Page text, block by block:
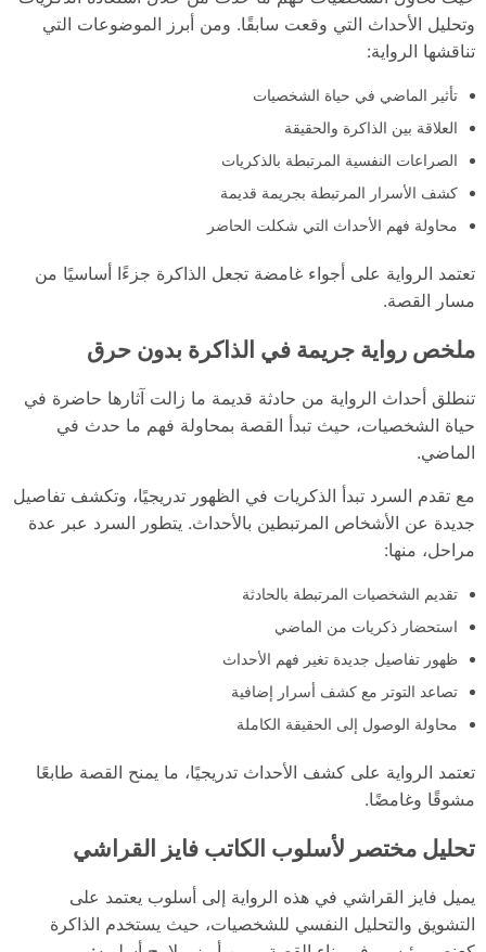
وتحليل الأحداث التي وقعت سابقًا. ومن أبرز الموضوعات التي
تناقشها الرواية:
تأثير الماضي في حياة الشخصيات
العلاقة بين الذاكرة والحقيقة
الصراعات النفسية المرتبطة بالذكريات
كشف الأسرار المرتبطة بجريمة قديمة
محاولة فهم الأحداث التي شكلت الحاضر
تعتمد الرواية على أجواء غامضة تجعل الذاكرة جزءًا أساسيًا من
مسار القصة.
ملخص رواية جريمة في الذاكرة بدون حرق
تنطلق أحداث الرواية من حادثة قديمة ما زالت آثارها حاضرة في
حياة الشخصيات، حيث تبدأ القصة بمحاولة فهم ما حدث في
الماضي.
مع تقدم السرد تبدأ الذكريات في الظهور تدريجيًا، وتكشف تفاصيل
جديدة عن الأشخاص المرتبطين بالأحداث. يتطور السرد عبر عدة
مراحل، منها:
تقديم الشخصيات المرتبطة بالحادثة
استحضار ذكريات من الماضي
ظهور تفاصيل جديدة تغير فهم الأحداث
تصاعد التوتر مع كشف أسرار إضافية
محاولة الوصول إلى الحقيقة الكاملة
تعتمد الرواية على كشف الأحداث تدريجيًا، ما يمنح القصة طابعًا
مشوقًا وغامضًا.
تحليل مختصر لأسلوب الكاتب فايز القراشي
يميل فايز القراشي في هذه الرواية إلى أسلوب يعتمد على
التشويق والتحليل النفسي للشخصيات، حيث يستخدم الذاكرة